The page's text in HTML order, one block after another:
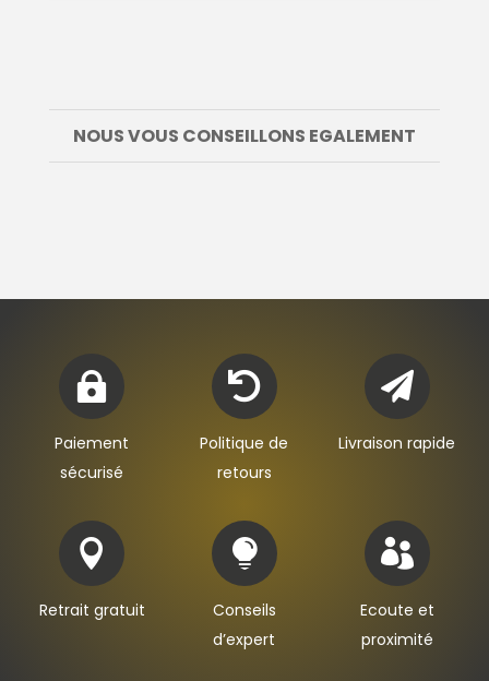
NOUS VOUS CONSEILLONS EGALEMENT

Paiement
sécurisé

Politique de
retours

Livraison rapide

Retrait gratuit

Conseils
d’expert

Ecoute et
proximité